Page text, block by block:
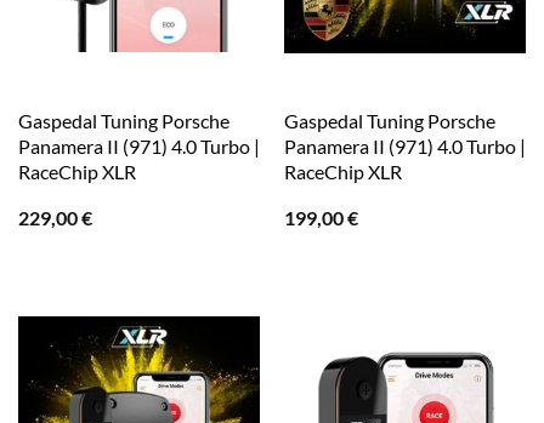
Gaspedal Tuning Porsche
Panamera II (971) 4.0 Turbo |
RaceChip XLR
229,00€
Gaspedal Tuning Porsche
Panamera II (971) 4.0 Turbo |
RaceChip XLR
199,00€